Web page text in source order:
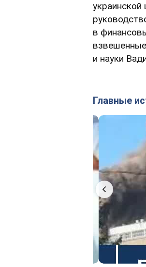
в
и науки
Главные